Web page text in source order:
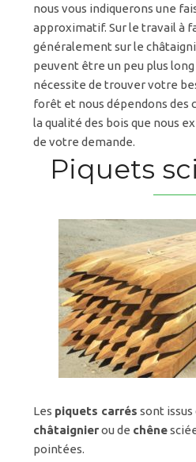
nous vous indiquerons une
approximatif. Sur le travail à
généralement sur le
peuvent être un peu plus
nécessite de trouver votre
forêt et nous dépendons des
la qualité des bois que nous
de votre demande.
Piquets
Les piquets carrés sont issus
châtaignierou de chêne
pointées.